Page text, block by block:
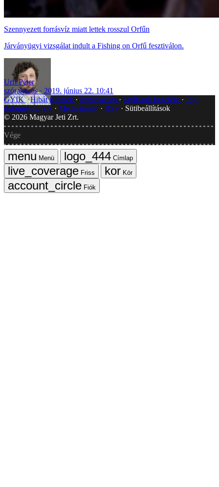
Szennyezett forrásvíz miatt lettek rosszul Orfűn
Járványügyi vizsgálat indult a Fishing on Orfű fesztiválon.
Urfi Péter
szórakozás
2019. június 22. 10:41
GYIK Hibát jelentek Impresszum Javítások kezelése
Jogi
dokumentumok
Médiaajánlat RSS
Sütibeállítások
© 2026 Magyar Jeti Zrt.
Vége
Menü
Címlap
Friss
Kör
Fiók